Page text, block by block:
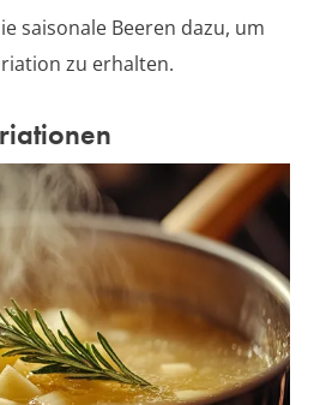
saisonale Beeren dazu, um
zu erhalten.